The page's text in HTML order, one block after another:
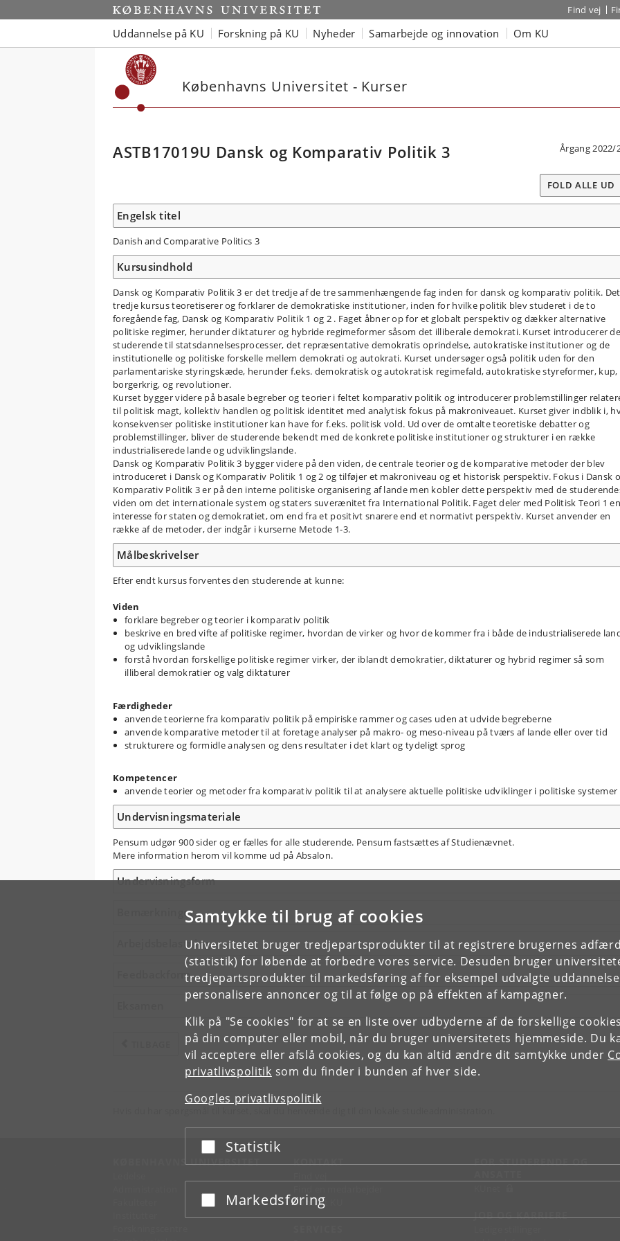
Samtykke til brug af cookies
Universitetet bruger tredjepartsprodukter til at registrere brugernes
(statistik) for løbende at forbedre vores service. Desuden bruger
tredjepartsprodukter til markedsføring af for eksempel udvalgte
personalisere annoncer og til at følge op på effekten af kampagner.
Klik på "Se cookies" for at se en liste over udbyderne af de forskellige
på din computer eller mobil, når du bruger universitetets hjemmeside. Du
vil acceptere eller afslå cookies, og du kan altid ændre dit samtykke under
privatlivspolitik som du finder i bunden af hver side.
Googles privatlivspolitik
Acceptér eller afslå
Statistik
Acceptér eller afslå
Markedsføring
Find vej
Uddannelse på KU Forskning på KU Nyheder Samarbejde og innovation Om KU
Københavns Universitet - Kurser
ASTB17019U Dansk og Komparativ Politik 3 Årgang 2022/
FOLD ALLE UD
Engelsk titel
Danish and Comparative Politics 3
Kursusindhold
Dansk og Komparativ Politik 3 er det tredje af de tre sammenhængende fag inden for dansk og komparativ politik. Det
tredje kursus teoretiserer og forklarer de demokratiske institutioner, inden for hvilke politik blev studeret i de to
foregående fag, Dansk og Komparativ Politik 1 og 2 . Faget åbner op for et globalt perspektiv og dækker alternative
politiske regimer, herunder diktaturer og hybride regimeformer såsom det illiberale demokrati. Kurset introducerer
studerende til statsdannelsesprocesser, det repræsentative demokratis oprindelse, autokratiske institutioner og de
institutionelle og politiske forskelle mellem demokrati og autokrati. Kurset undersøger også politik uden for den
parlamentariske styringskæde, herunder f.eks. demokratisk og autokratisk regimefald, autokratiske styreformer, kup,
borgerkrig, og revolutioner.
Kurset bygger videre på basale begreber og teorier i feltet komparativ politik og introducerer problemstillinger
til politisk magt, kollektiv handlen og politisk identitet med analytisk fokus på makroniveauet. Kurset giver indblik i,
konsekvenser politiske institutioner kan have for f.eks. politisk vold. Ud over de omtalte teoretiske debatter og
problemstillinger, bliver de studerende bekendt med de konkrete politiske institutioner og strukturer i en række
industrialiserede lande og udviklingslande.
Dansk og Komparativ Politik 3 bygger videre på den viden, de centrale teorier og de komparative metoder der blev
introduceret i Dansk og Komparativ Politik 1 og 2 og tilføjer et makroniveau og et historisk perspektiv. Fokus i Dansk
Komparativ Politik 3 er på den interne politiske organisering af lande men kobler dette perspektiv med de
viden om det internationale system og staters suverænitet fra International Politik. Faget deler med Politisk Teori 1 en
interesse for staten og demokratiet, om end fra et positivt snarere end et normativt perspektiv. Kurset anvender en
række af de metoder, der indgår i kurserne Metode 1-3.
Målbeskrivelser
Efter endt kursus forventes den studerende at kunne:
Viden
forklare begreber og teorier i komparativ politik
beskrive en bred vifte af politiske regimer, hvordan de virker og hvor de kommer fra i både de industrialiserede
og udviklingslande
forstå hvordan forskellige politiske regimer virker, der iblandt demokratier, diktaturer og hybrid regimer så som
illiberal demokratier og valg diktaturer
Færdigheder
anvende teorierne fra komparativ politik på empiriske rammer og cases uden at udvide begreberne
anvende komparative metoder til at foretage analyser på makro- og meso-niveau på tværs af lande eller over tid
strukturere og formidle analysen og dens resultater i det klart og tydeligt sprog
Kompetencer
anvende teorier og metoder fra komparativ politik til at analysere aktuelle politiske udviklinger i politiske systemer
Undervisningsmateriale
Pensum udgør 900 sider og er fælles for alle studerende. Pensum fastsættes af Studienævnet.
Mere information herom vil komme ud på Absalon.
Undervisningsform
Bemærkninger
Arbejdsbelastning
Feedbackform
KØBENHAVNS UNIVERSITET KONTAKT
Kontakt KU
FOR STUDERENDE OG
JOB OG KARRIERE